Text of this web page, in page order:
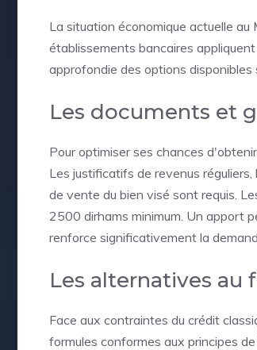
La situation économique actuelle
établissements bancaires
approfondie des options disponibles
Les documents et
Pour optimiser ses chances
Les justificatifs de revenus
de vente du bien visé sont requis.
2500 dirhams minimum. Un apport
renforce significativement la
Les alternatives
Face aux contraintes du crédit
formules conformes aux principes